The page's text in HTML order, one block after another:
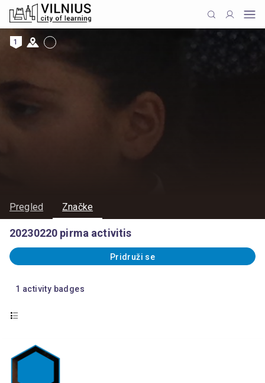
1
Pregled Značke
20230220 pirma activitis
Pridruži se
1 activity badges